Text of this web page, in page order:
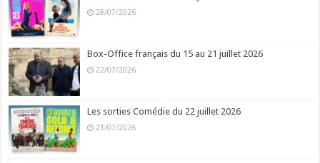
28/07/2026
Box-Office français du 15 au 21 juillet 2026
22/07/2026
Les sorties Comédie du 22 juillet 2026
21/07/2026